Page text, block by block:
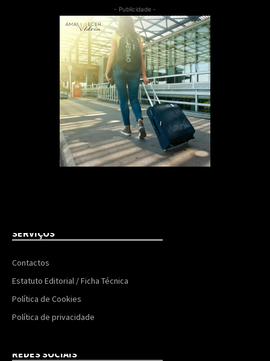
- Publicidade -
SERVIÇOS
Contactos
Estatuto Editorial / Ficha Técnica
Política de Cookies
Política de privacidade
REDES SOCIAIS